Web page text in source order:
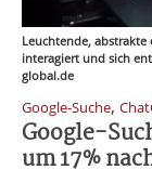
Leuchtende,
interagiert und sich
global.de
Google-Suche,
Google-
um 17%